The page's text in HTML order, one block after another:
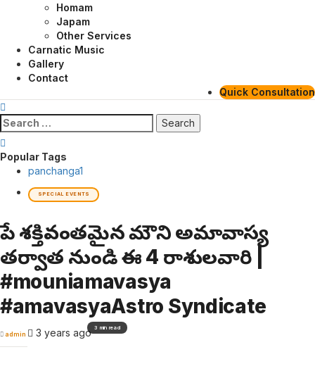
Homam
Japam
Other Services
Carnatic Music
Gallery
Contact
Quick Consultation
Search
for:
Popular Tags
panchanga1
SPECIAL EVENTS
రేపే శక్తివంతమైన మౌని అమావాస్య
తర్వాత నుండి ఈ 4 రాశులవారి |
#mouniamavasya
#amavasyaAstro Syndicate
admin 3 years ago3 min read